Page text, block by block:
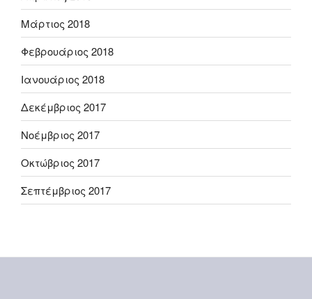
Μάρτιος 2018
Φεβρουάριος 2018
Ιανουάριος 2018
Δεκέμβριος 2017
Νοέμβριος 2017
Οκτώβριος 2017
Σεπτέμβριος 2017